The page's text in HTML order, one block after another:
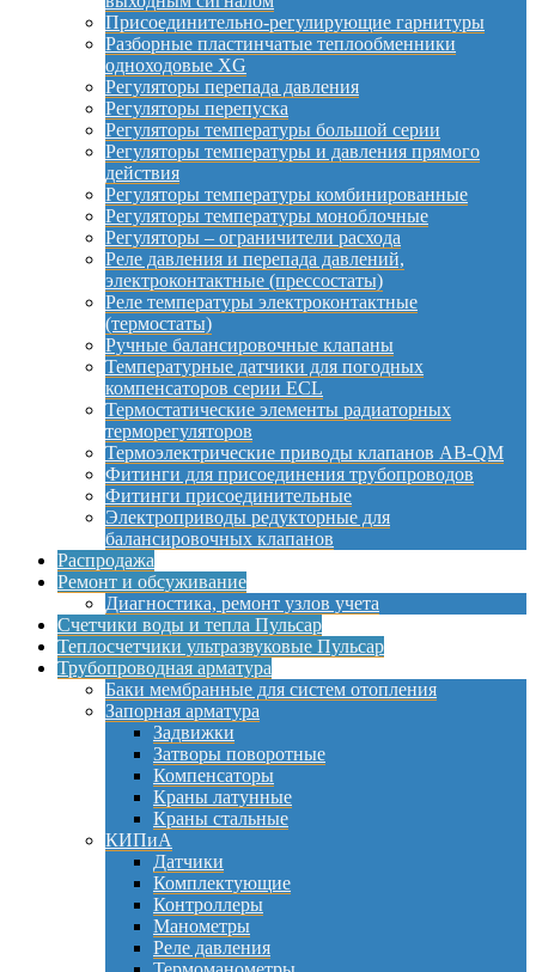
Присоединительно-регулирующие гарнитуры
Разборные пластинчатые теплообменники
одноходовые XG
Регуляторы перепада давления
Регуляторы перепуска
Регуляторы температуры большой серии
Регуляторы температуры и давления прямого
действия
Регуляторы температуры комбинированные
Регуляторы температуры моноблочные
Регуляторы – ограничители расхода
Реле давления и перепада давлений,
электроконтактные (прессостаты)
Реле температуры электроконтактные
(термостаты)
Ручные балансировочные клапаны
Температурные датчики для погодных
компенсаторов серии ECL
Термостатические элементы радиаторных
терморегуляторов
Термоэлектрические приводы клапанов AB-QM
Фитинги для присоединения трубопроводов
Фитинги присоединительные
Электроприводы редукторные для
балансировочных клапанов
Распродажа
Ремонт и обсуживание
Диагностика, ремонт узлов учета
Счетчики воды и тепла Пульсар
Теплосчетчики ультразвуковые Пульсар
Трубопроводная арматура
Баки мембранные для систем отопления
Запорная арматура
Задвижки
Затворы поворотные
Компенсаторы
Краны латунные
Краны стальные
КИПиА
Датчики
Комплектующие
Контроллеры
Манометры
Реле давления